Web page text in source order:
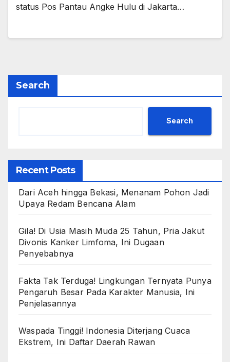
status Pos Pantau Angke Hulu di Jakarta…
Search
Search
Recent Posts
Dari Aceh hingga Bekasi, Menanam Pohon Jadi
Upaya Redam Bencana Alam
Gila! Di Usia Masih Muda 25 Tahun, Pria Jakut
Divonis Kanker Limfoma, Ini Dugaan
Penyebabnya
Fakta Tak Terduga! Lingkungan Ternyata Punya
Pengaruh Besar Pada Karakter Manusia, Ini
Penjelasannya
Waspada Tinggi! Indonesia Diterjang Cuaca
Ekstrem, Ini Daftar Daerah Rawan